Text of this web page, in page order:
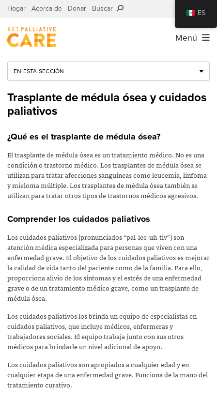
Hogar Acerca de Donar Buscar
Menú
EN ESTA SECCIÓN
Trasplante de médula ósea y cuidados
paliativos
¿Qué es el trasplante de médula ósea?
El trasplante de médula ósea es un tratamiento médico. No es una
condición o trastorno médico. Los trasplantes de médula ósea se
utilizan para tratar afecciones sanguíneas como leucemia, linfoma
y mieloma múltiple. Los trasplantes de médula ósea también se
utilizan para tratar otros tipos de trastornos médicos agresivos.
Comprender los cuidados paliativos
Los cuidados paliativos (pronunciados “pal-lee-uh-tiv”) son
atención médica especializada para personas que viven con una
enfermedad grave. El objetivo de los cuidados paliativos es mejorar
la calidad de vida tanto del paciente como de la familia. Para ello,
proporciona alivio de los síntomas y el estrés de una enfermedad
grave o de un tratamiento médico grave, como un trasplante de
médula ósea.
Los cuidados paliativos los brinda un equipo de especialistas en
cuidados paliativos, que incluye médicos, enfermeras y
trabajadores sociales. El equipo trabaja junto con sus otros
médicos para brindarle un nivel adicional de apoyo.
Los cuidados paliativos son apropiados a cualquier edad y en
cualquier etapa de una enfermedad grave. Funciona de la mano del
tratamiento curativo.
ES